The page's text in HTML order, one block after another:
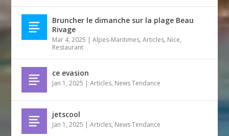
Bruncher le dimanche sur la plage Beau
Rivage
Mar 4, 2025 |Alpes-Maritimes,Articles, Nice,
Restaurant
ce evasion
Jan 1, 2025 |Articles, News Tendance
jetscool
Jan 1, 2025 |Articles, News Tendance